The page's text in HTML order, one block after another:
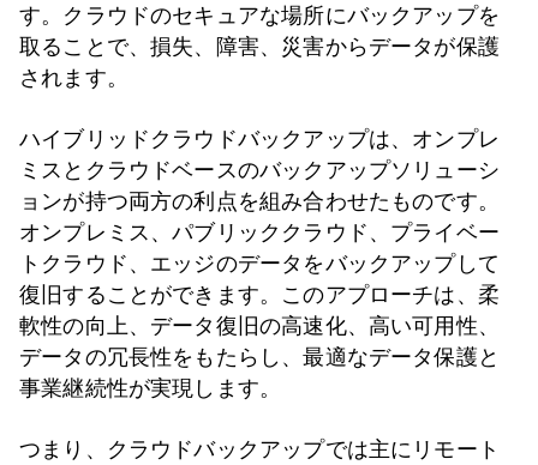
す。クラウドのセキュアな場所にバックアップを
取ることで、損失、障害、災害からデータが保護
されます。
ハイブリッドクラウドバックアップは、オンプレ
ミスとクラウドベースのバックアップソリューシ
ョンが持つ両方の利点を組み合わせたものです。
オンプレミス、パブリッククラウド、プライベー
トクラウド、エッジのデータをバックアップして
復旧することができます。このアプローチは、柔
軟性の向上、データ復旧の高速化、高い可用性、
データの冗長性をもたらし、最適なデータ保護と
事業継続性が実現します。
つまり、クラウドバックアップでは主にリモート